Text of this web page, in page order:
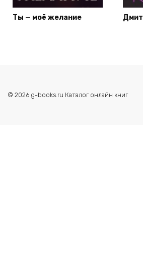
Ты — моё желание
© 2026 g-books.ru Каталог онлайн книг